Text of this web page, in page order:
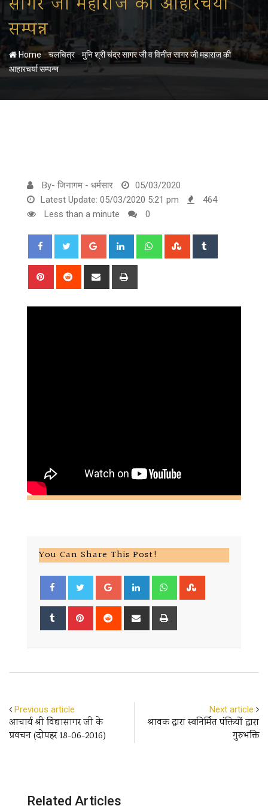
सम्पन्न
Home-चलचित्र-मुनि श्री चंद्र सागर जी व विनीत सागर जी महाराज की
आहारचर्या सम्पन्न
By- जिनागम - धर्मसार
05/03/2020
Latest Update: 05/03/2020 5:21 pm
464
Less than a minute
0
Google+ LinkedIn WhatsappStumbleUpon
Pinterest Reddit
Share
You Can Share This Post!
Google+ LinkedIn Whatsapp
Tumblr Pinterest Reddit
Share
Previous article
आचार्य श्री विद्यासागर जी के
प्रवचन (दोपहर 18-06-2016)
Next article
श्रावक द्वारा स्वनिर्मित पंक्तियों द्वारा
गुरुभक्ति
Related Articles